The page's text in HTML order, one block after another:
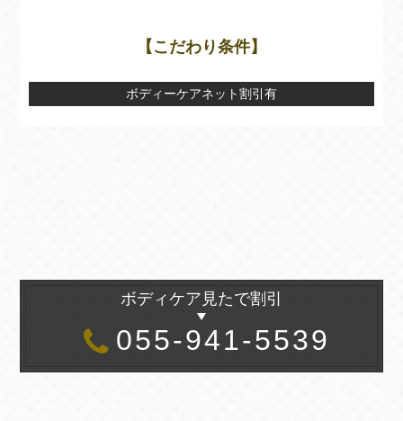
【こだわり条件】
ボディーケアネット割引有
ボディケア見たで割引
055-941-5539